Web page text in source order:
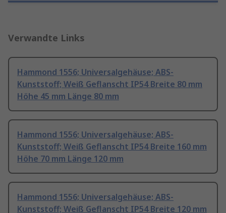
Verwandte Links
Hammond 1556; Universalgehäuse; ABS-
Kunststoff; Weiß Geflanscht IP54 Breite 80 mm
Höhe 45 mm Länge 80 mm
Hammond 1556; Universalgehäuse; ABS-
Kunststoff; Weiß Geflanscht IP54 Breite 160 mm
Höhe 70 mm Länge 120 mm
Hammond 1556; Universalgehäuse; ABS-
Kunststoff; Weiß Geflanscht IP54 Breite 120 mm